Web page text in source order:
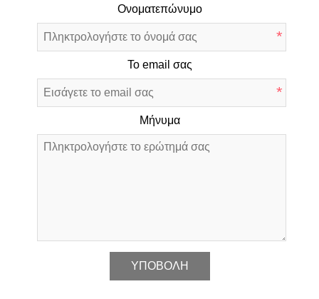
Ονοματεπώνυμο
*
Το email σας
*
Μήνυμα